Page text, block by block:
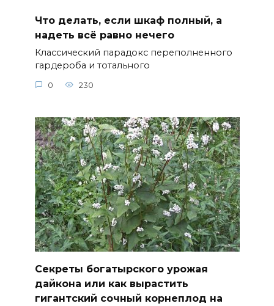
Что делать, если шкаф полный, а
надеть всё равно нечего
Классический парадокс переполненного
гардероба и тотального
0 230
Секреты богатырского урожая
дайкона или как вырастить
гигантский сочный корнеплод на